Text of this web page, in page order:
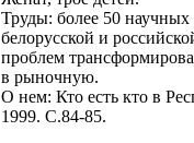
Труды: более 50
белорусской и
проблем
в рыночную.
О нем: Кто есть кто в
1999. С.84-85.